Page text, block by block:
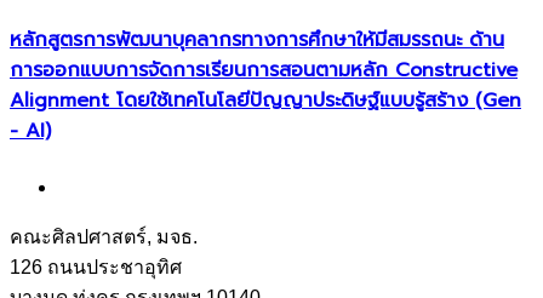
หลักสูตรการพัฒนาบุคลากรทางการศึกษาให้มีสมรรถนะ ด้าน
การออกแบบการจัดการเรียนการสอนตามหลัก Constructive
Alignment โดยใช้เทคโนโลยีปัญญาประดิษฐ์แบบรู้สร้าง (Gen
- AI)
คณะศิลปศาสตร์, มจธ.
126 ถนนประชาอุทิศ